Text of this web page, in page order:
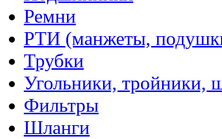
Ремни
РТИ (манжеты,
Трубки
Угольники, тройники,
Фильтры
Шланги